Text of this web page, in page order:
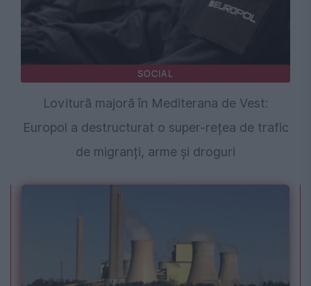
SOCIAL
Lovitură majoră în Mediterana de Vest:
Europol a destructurat o super-rețea de trafic
de migranți, arme și droguri